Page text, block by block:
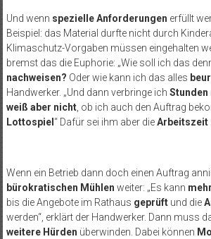
Und wenn spezielle Anforderungen erfüllt
Beispiel: das Material durfte nicht durch
Klimaschutz-Vorgaben müssen eingehalten
bremst das die Euphorie: „Wie soll ich das
nachweisen? Oder wie kann ich das alles
Handwerker. „Und dann verbringe ich Stunden
weiß aber nicht, ob ich auch den Auftrag
Lottospiel “ Dafür sei ihm aber dieArbeitszeit
Wenn ein Betrieb dann doch einen Auftrag
bürokratischen Mühlen weiter: „Es kann
bis die Angebote im Rathaus geprüftund die
werden“, erklärt der Handwerker. Dann muss
weitere Hürden überwinden. Dabei können